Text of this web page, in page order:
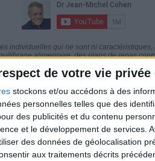
de votre vie
stockons et/ou accédons à des
personnelles telles que des
des publicités et du contenu
et le développement de services.
des données de géolocalisation
aux traitements décrits
individuelles qui ne sont ni caractéristiques,
alimentaire, des plans de repas
pour perdre du poids à long terme.
un régime amincissant, un